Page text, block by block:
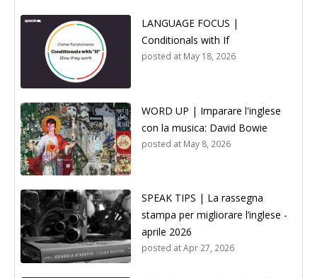
LANGUAGE FOCUS |
Conditionals with If
posted at May 18, 2026
WORD UP | Imparare l'inglese
con la musica: David Bowie
posted at May 8, 2026
SPEAK TIPS | La rassegna
stampa per migliorare l’inglese -
aprile 2026
posted atApr 27, 2026